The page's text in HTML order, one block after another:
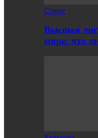
Спорт
Высшая
мире: что